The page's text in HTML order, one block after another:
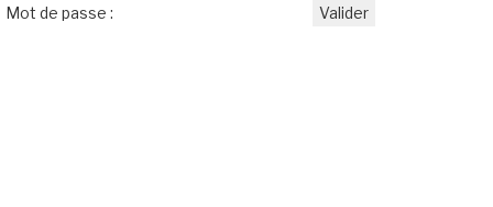
Mot de passe :